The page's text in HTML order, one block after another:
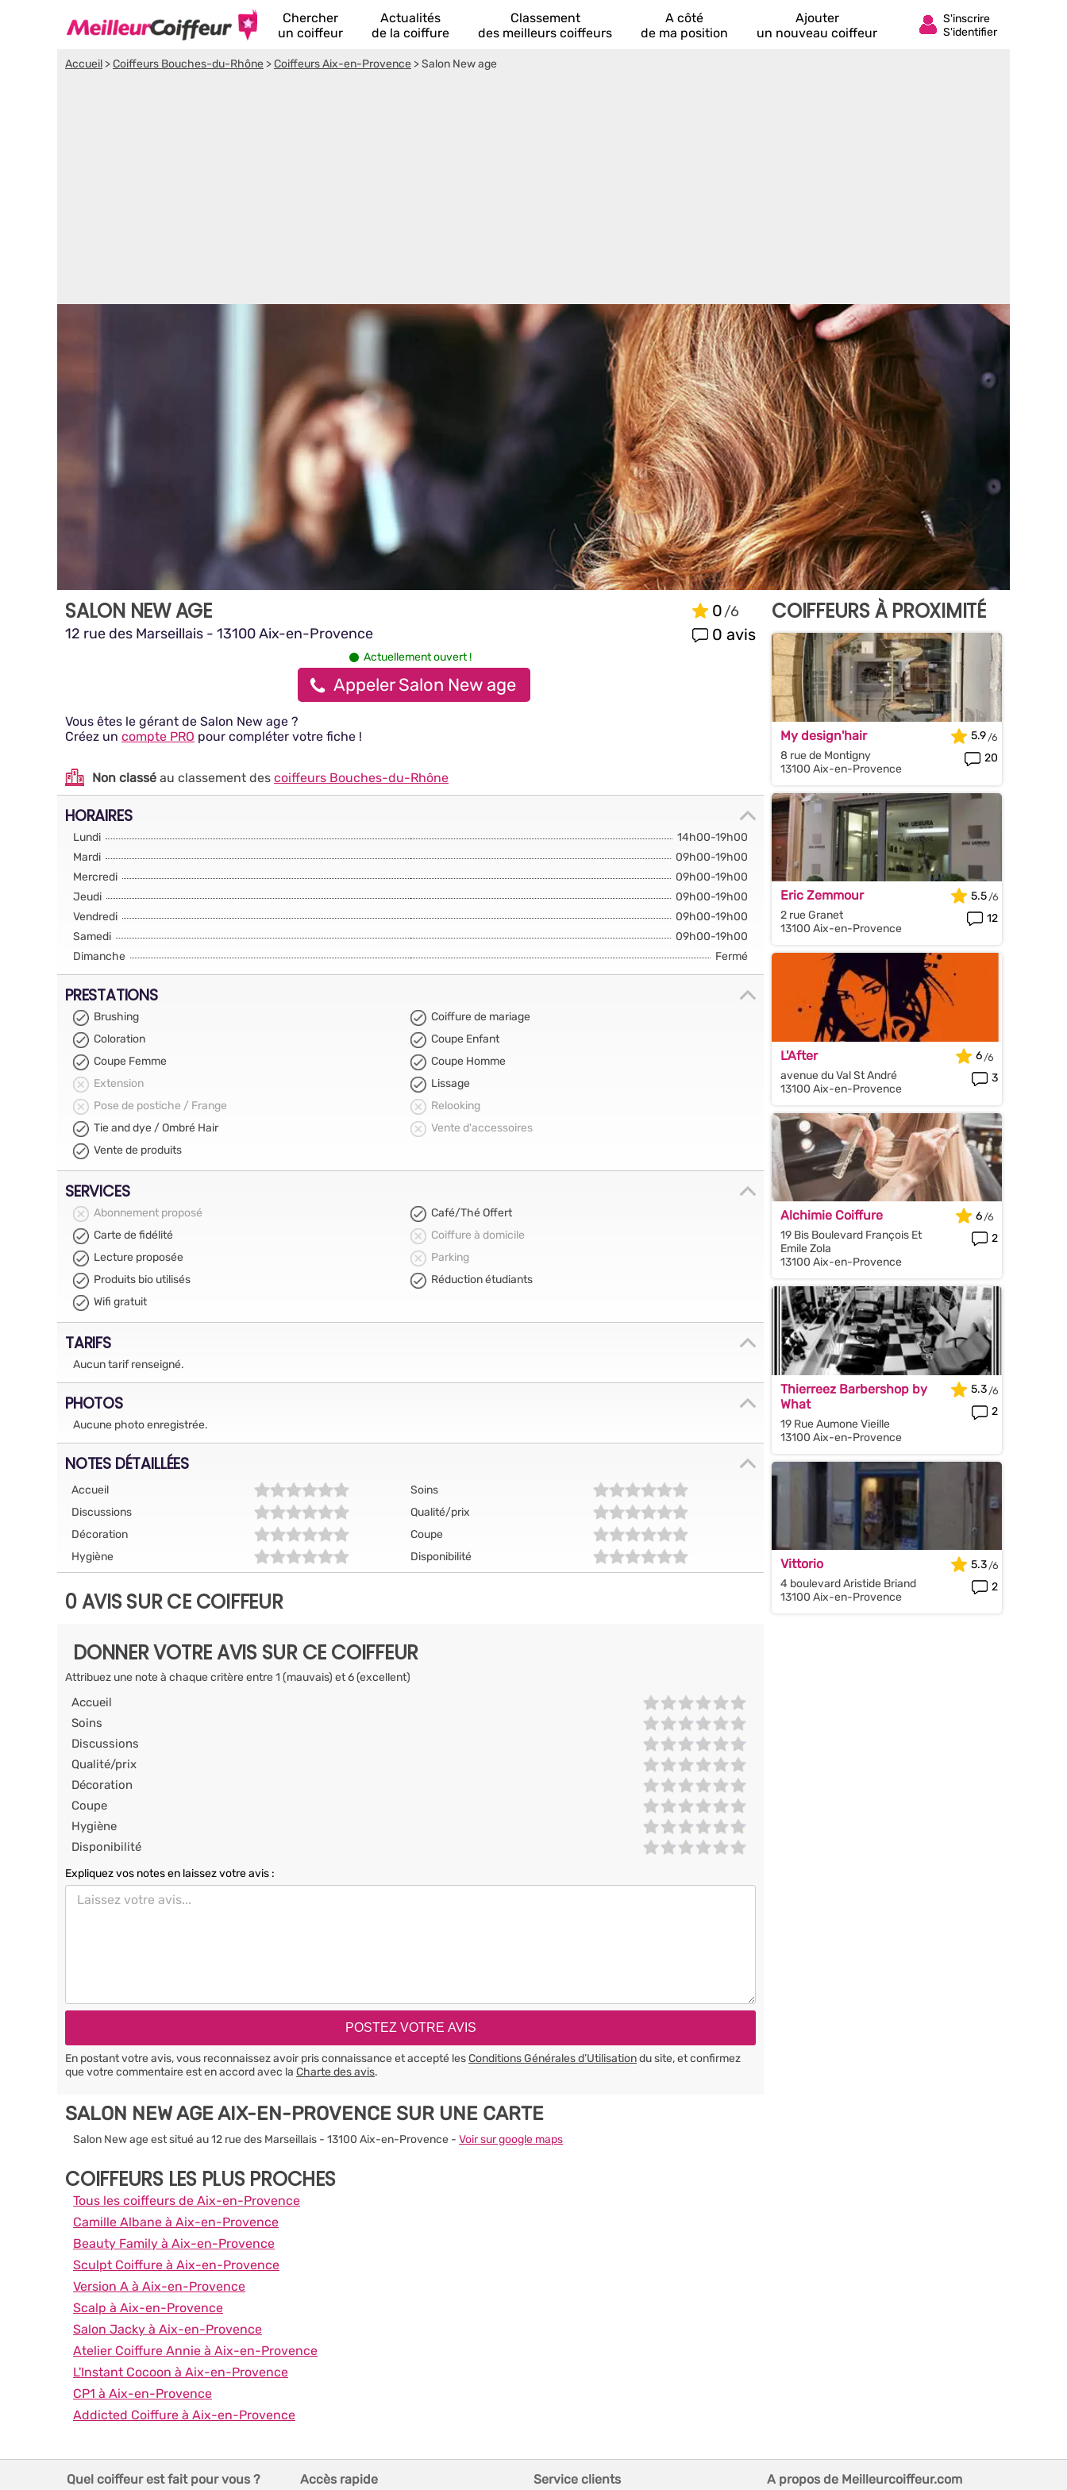
Chercher
un coiffeur
Actualités
de la coiffure
Classement
des meilleurs coiffeurs
A côté
de ma position
Ajouter
un nouveau coiffeur
Accueil >Coiffeurs Bouches-du-Rhône >Coiffeurs Aix-en-Provence >Salon New age
SALON NEW AGE
12 rue des Marseillais - 13100 Aix-en-Provence
0
0 avis
Actuellement ouvert !
Appeler Salon New age
Vous êtes le gérant de Salon New age ?
Créez un compte PRO pour compléter votre fiche !
Non classé au classement des coiffeurs Bouches-du-Rhône
HORAIRES
Lundi
14h00-19h00
Mardi
09h00-19h00
Mercredi
09h00-19h00
Jeudi
09h00-19h00
Vendredi
09h00-19h00
Samedi
09h00-19h00
Dimanche
Fermé
PRESTATIONS
Brushing
Coiffure de mariage
Coloration
Coupe Enfant
Coupe Femme
Coupe Homme
Extension
Lissage
Pose de postiche / Frange
Relooking
Tie and dye / Ombré Hair
Vente d'accessoires
Vente de produits
SERVICES
Abonnement proposé
Café/Thé Offert
Carte de fidélité
Coiffure à domicile
Lecture proposée
Parking
Produits bio utilisés
Réduction étudiants
Wifi gratuit
TARIFS
Aucun tarif renseigné.
PHOTOS
Aucune photo enregistrée.
NOTES DÉTAILLÉES
Accueil
Soins
Discussions
Qualité/prix
Décoration
Coupe
Hygiène
Disponibilité
0 AVIS SUR CE COIFFEUR
DONNER VOTRE AVIS SUR CE COIFFEUR
Attribuez une note à chaque critère entre 1 (mauvais) et 6 (excellent)
Accueil
Soins
Discussions
Qualité/prix
Décoration
Coupe
Hygiène
Disponibilité
Expliquez vos notes en laissez votre avis :
En postant votre avis, vous reconnaissez avoir pris connaissance et accepté lesConditions Générales d’Utilisationdu site, et confirmez
que votre commentaire est en accord avec la Charte des avis.
SALON NEW AGE AIX-EN-PROVENCE SUR UNE CARTE
Salon New age est situé au 12 rue des Marseillais - 13100 Aix-en-Provence - Voir sur google maps
COIFFEURS LES PLUS PROCHES
Tous les coiffeurs de Aix-en-Provence
Camille Albane à Aix-en-Provence
Beauty Family à Aix-en-Provence
Sculpt Coiffure à Aix-en-Provence
Version A à Aix-en-Provence
Scalp à Aix-en-Provence
Salon Jacky à Aix-en-Provence
Atelier Coiffure Annie à Aix-en-Provence
L'Instant Cocoon à Aix-en-Provence
CP1 à Aix-en-Provence
Addicted Coiffure à Aix-en-Provence
COIFFEURS À PROXIMITÉ
My design'hair
8 rue de Montigny
13100 Aix-en-Provence
5.9
20
Eric Zemmour
2 rue Granet
13100 Aix-en-Provence
5.5
12
L'After
avenue du Val St André
13100 Aix-en-Provence
6
3
Alchimie Coiffure
19 Bis Boulevard François Et
Emile Zola
13100 Aix-en-Provence
6
2
Thierreez Barbershop by
What
19 Rue Aumone Vieille
13100 Aix-en-Provence
5.3
2
Vittorio
4 boulevard Aristide Briand
13100 Aix-en-Provence
5.3
2
Quel coiffeur est fait pour vous ? Accès rapide Service clients A propos de Meilleurcoiffeur.com